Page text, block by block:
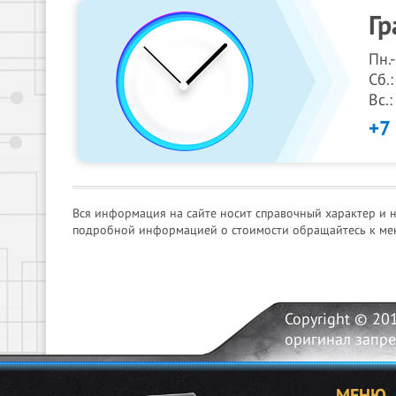
Вся информация на сайте носит справочный характер и
подробной информацией о стоимости обращайтесь к
Copyright ©
оригинал